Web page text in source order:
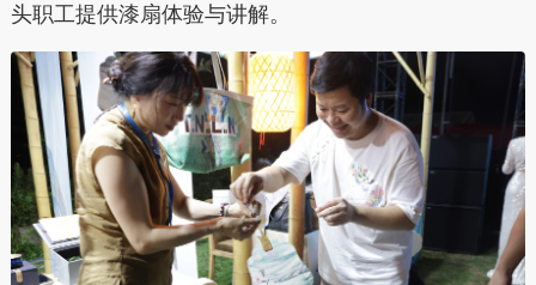
头职工提供漆扇体验与讲解。